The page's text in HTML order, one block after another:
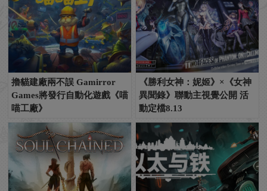
擼貓建廠兩不誤 Gamirror
Games將發行自動化遊戲《喵
喵工廠》
《勝利女神：妮姬》×《女神
異聞錄》聯動主視覺公開 活
動定檔8.13